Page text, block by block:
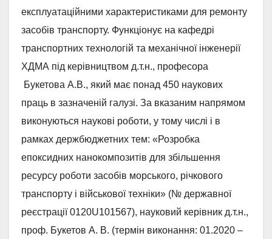
експлуатаційними характеристиками для ремонту
засобів транспорту. Функціонує на кафедрі
транспортних технологій та механічної інженерії
ХДМА під керівництвом д.т.н., професора
Букетова А.В., який має понад 450 наукових
праць в зазначеній галузі. За вказаним напрямом
виконуються наукові роботи, у тому числі і в
рамках держбюджетних тем: «Розробка
епоксидних нанокомпозитів для збільшення
ресурсу роботи засобів морського, річкового
транспорту і військової техніки» (№ державної
реєстрації 0120U101567), науковий керівник д.т.н.,
проф. Букетов А. В. (термін виконання: 01.2020 –